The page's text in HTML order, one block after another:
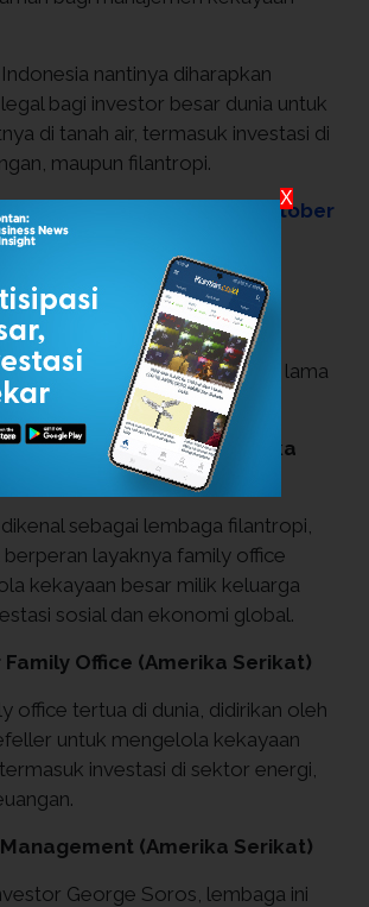
nantinya diharapkan
bagi investor besar dunia untuk
di tanah air, termasuk investasi di
maupun filantropi.
Orang Terkaya di Dunia, Oktober
Terakhir, Bill Gates
Office di Dunia
family office yang sudah lama
negara besar.
Gates Foundation (Amerika
sebagai lembaga filantropi,
berperan layaknya family office
kekayaan besar milik keluarga
sosial dan ekonomi global.
Office (Amerika Serikat)
office tertua di dunia, didirikan oleh
untuk mengelola kekayaan
investasi di sektor energi,
(Amerika Serikat)
George Soros, lembaga ini
X